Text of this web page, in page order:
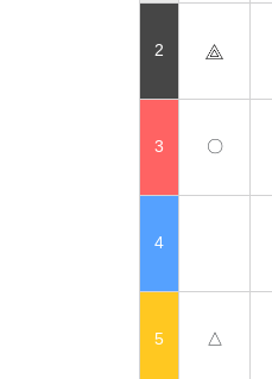
2
3 〇
4
5 △